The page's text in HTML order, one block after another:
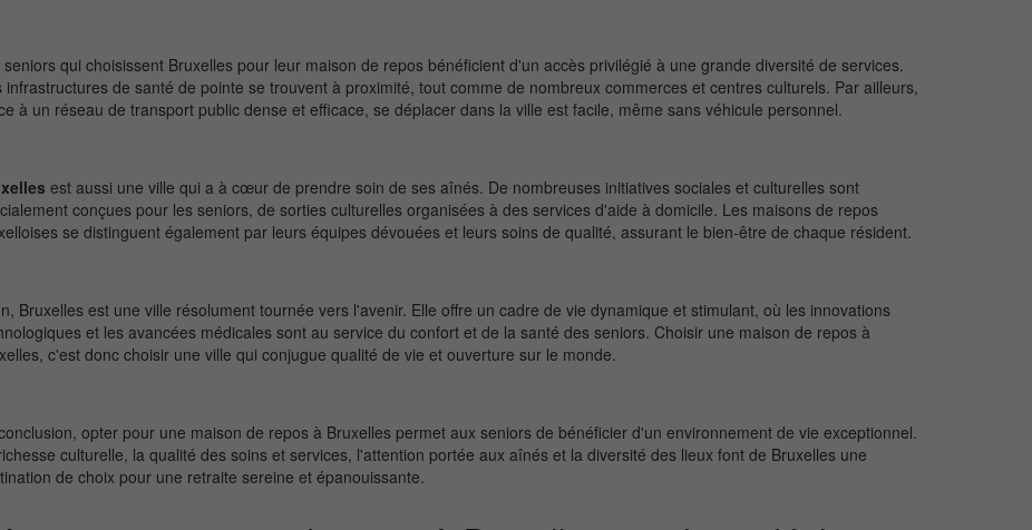
seniors qui choisissent Bruxelles pour leur maison de repos bénéficient d'un accès privilégié à une grande diversité de services.
infrastructures de santé de pointe se trouvent à proximité, tout comme de nombreux commerces et centres culturels. Par ailleurs,
à un réseau de transport public dense et efficace, se déplacer dans la ville est facile, même sans véhicule personnel.
est aussi une ville qui a à cœur de prendre soin de ses aînés. De nombreuses initiatives sociales et culturelles sont
conçues pour les seniors, de sorties culturelles organisées à des services d'aide à domicile. Les maisons de repos
se distinguent également par leurs équipes dévouées et leurs soins de qualité, assurant le bien-être de chaque résident.
Bruxelles est une ville résolument tournée vers l'avenir. Elle offre un cadre de vie dynamique et stimulant, où les innovations
et les avancées médicales sont au service du confort et de la santé des seniors. Choisir une maison de repos à
c'est donc choisir une ville qui conjugue qualité de vie et ouverture sur le monde.
opter pour une maison de repos à Bruxelles permet aux seniors de bénéficier d'un environnement de vie exceptionnel.
culturelle, la qualité des soins et services, l'attention portée aux aînés et la diversité des lieux font de Bruxelles une
de choix pour une retraite sereine et épanouissante.